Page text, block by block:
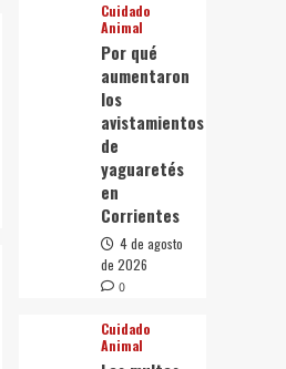
Cuidado
Animal
Por qué
aumentaron
los
avistamientos
de
yaguaretés
en
Corrientes
4 de agosto
de 2026
0
Cuidado
Animal